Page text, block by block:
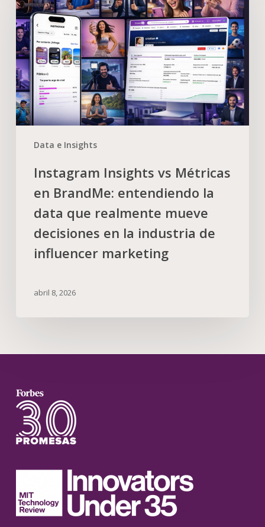
Data e Insights
Instagram Insights vs Métricas
en BrandMe: entendiendo la
data que realmente mueve
decisiones en la industria de
influencer marketing
abril 8, 2026